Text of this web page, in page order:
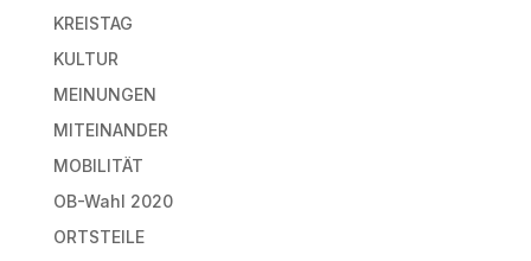
KREISTAG
KULTUR
MEINUNGEN
MITEINANDER
MOBILITÄT
OB-Wahl 2020
ORTSTEILE